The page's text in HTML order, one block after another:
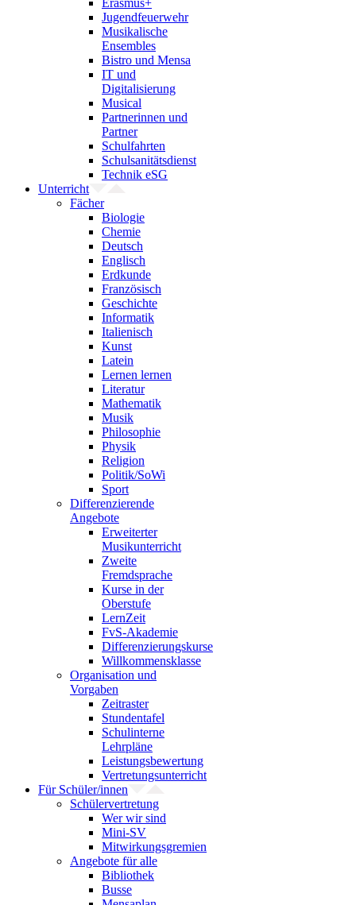
Erasmus+
Jugendfeuerwehr
Musikalische
Ensembles
Bistro und Mensa
IT und
Digitalisierung
Musical
Partnerinnen und
Partner
Schulfahrten
Schulsanitätsdienst
Technik eSG
Unterricht
Fächer
Biologie
Chemie
Deutsch
Englisch
Erdkunde
Französisch
Geschichte
Informatik
Italienisch
Kunst
Latein
Lernen lernen
Literatur
Mathematik
Musik
Philosophie
Physik
Religion
Politik/SoWi
Sport
Differenzierende
Angebote
Erweiterter
Musikunterricht
Zweite
Fremdsprache
Kurse in der
Oberstufe
LernZeit
FvS-Akademie
Differenzierungskurse
Willkommensklasse
Organisation und
Vorgaben
Zeitraster
Stundentafel
Schulinterne
Lehrpläne
Leistungsbewertung
Vertretungsunterricht
Für Schüler/innen
Schülervertretung
Wer wir sind
Mini-SV
Mitwirkungsgremien
Angebote für alle
Bibliothek
Busse